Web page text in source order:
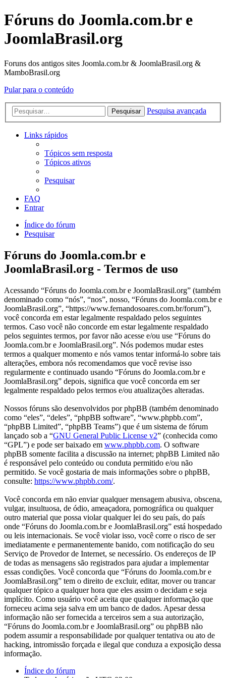
Fóruns do Joomla.com.br e
JoomlaBrasil.org
Foruns dos antigos sites Joomla.com.br & JoomlaBrasil.org &
MamboBrasil.org
Pular para o conteúdo
Pesquisar Pesquisa avançada
Links rápidos
Tópicos sem resposta
Tópicos ativos
Pesquisar
FAQ
Entrar
Índice do fórum
Pesquisar
Fóruns do Joomla.com.br e
JoomlaBrasil.org - Termos de uso
Acessando “Fóruns do Joomla.com.br e JoomlaBrasil.org” (também
denominado como “nós”, “nos”, nosso, “Fóruns do Joomla.com.br e
JoomlaBrasil.org”, “https://www.fernandosoares.com.br/forum”),
você concorda em estar legalmente respaldado pelos seguintes
termos. Caso você não concorde em estar legalmente respaldado
pelos seguintes termos, por favor não acesse e/ou use “Fóruns do
Joomla.com.br e JoomlaBrasil.org”. Nós podemos mudar estes
termos a qualquer momento e nós vamos tentar informá-lo sobre tais
alterações, embora nós recomendamos que você revise isso
regularmente e continuado usando “Fóruns do Joomla.com.br e
JoomlaBrasil.org” depois, significa que você concorda em ser
legalmente respaldado pelos termos e/ou atualizações alteradas.
Nossos fóruns são desenvolvidos por phpBB (também denominado
como “eles”, “deles”, “phpBB software”, “www.phpbb.com”,
“phpBB Limited”, “phpBB Teams”) que é um sistema de fórum
lançado sob a “GNU General Public License v2” (conhecida como
“GPL”) e pode ser baixado em www.phpbb.com. O software
phpBB somente facilita a discussão na internet; phpBB Limited não
é responsável pelo conteúdo ou conduta permitido e/ou não
permitido. Se você gostaria de mais informações sobre o phpBB,
consulte: https://www.phpbb.com/.
Você concorda em não enviar qualquer mensagem abusiva, obscena,
vulgar, insultuosa, de ódio, ameaçadora, pornográfica ou qualquer
outro material que possa violar qualquer lei do seu país, do país
onde “Fóruns do Joomla.com.br e JoomlaBrasil.org” está hospedado
ou leis internacionais. Se você violar isso, você corre o risco de ser
imediatamente e permanentemente banido, com notificação do seu
Serviço de Provedor de Internet, se necessário. Os endereços de IP
de todas as mensagens são registrados para ajudar a implementar
essas condições. Você concorda que “Fóruns do Joomla.com.br e
JoomlaBrasil.org” tem o direito de excluir, editar, mover ou trancar
qualquer tópico a qualquer hora que eles assim o decidam e seja
implícito. Como usuário você aceita que qualquer informação que
forneceu acima seja salva em um banco de dados. Apesar dessa
informação não ser fornecida a terceiros sem a sua autorização,
“Fóruns do Joomla.com.br e JoomlaBrasil.org” ou phpBB não
podem assumir a responsabilidade por qualquer tentativa ou ato de
hacking, intromissão forçada e ilegal que conduza a exposição dessa
informação.
Índice do fórum